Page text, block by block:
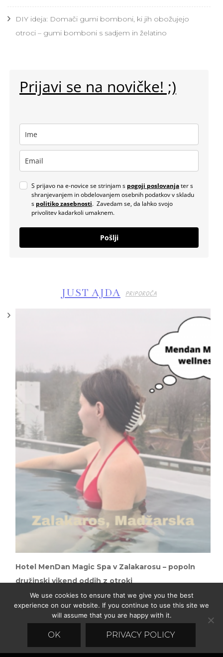
DIY ideja: Domači gumi bomboni, ki jih obožujejo
otroci – gumi bomboni s sadjem in želatino
Prijavi se na novičke! ;)
S prijavo na e-novice se strinjam s pogoji poslovanjater s
shranjevanjem in obdelovanjem osebnih podatkov v skladu
s politiko zasebnosti. Zavedam se, da lahko svojo
privolitev kadarkoli umaknem.
Pošlji
JUST AJDA PRIPOROČA
Hotel MenDan Magic Spa v Zalakarosu – popoln
družinski vikend oddih z otroki
We use cookies to ensure that we give you the best
experience on our website. If you continue to use this site we
will assume that you are happy with it.
OK PRIVACY POLICY